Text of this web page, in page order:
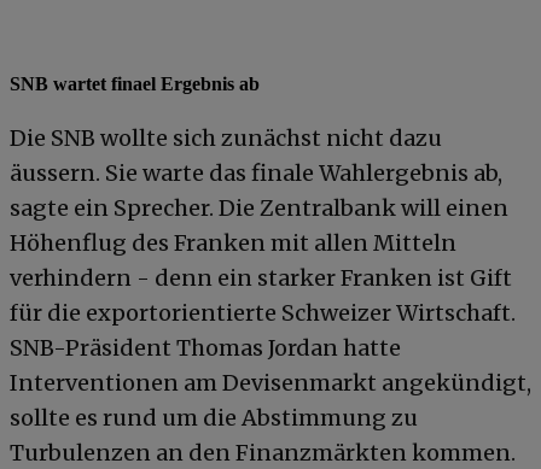
SNB wartet finael Ergebnis ab
Die SNB wollte sich zunächst nicht dazu
äussern. Sie warte das finale Wahlergebnis ab,
sagte ein Sprecher. Die Zentralbank will einen
Höhenflug des Franken mit allen Mitteln
verhindern - denn ein starker Franken ist Gift
für die exportorientierte Schweizer Wirtschaft.
SNB-Präsident Thomas Jordan hatte
Interventionen am Devisenmarkt angekündigt,
sollte es rund um die Abstimmung zu
Turbulenzen an den Finanzmärkten kommen.